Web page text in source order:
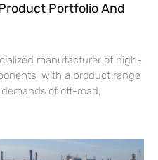
Portfolio And
manufacturer of high-
with a product range
of off-road,